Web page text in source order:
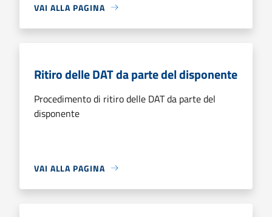
VAI ALLA PAGINA
Ritiro delle DAT da parte del disponente
Procedimento di ritiro delle DAT da parte del
disponente
VAI ALLA PAGINA